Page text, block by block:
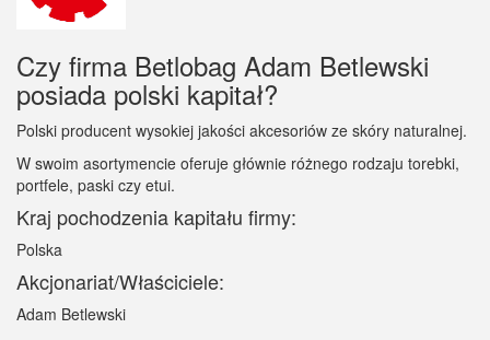
Czy firma Betlobag Adam Betlewski
posiada polski kapitał?
Polski producent wysokiej jakości akcesoriów ze skóry naturalnej.
W swoim asortymencie oferuje głównie różnego rodzaju torebki,
portfele, paski czy etui.
Kraj pochodzenia kapitału firmy:
Polska
Akcjonariat/Właściciele:
Adam Betlewski